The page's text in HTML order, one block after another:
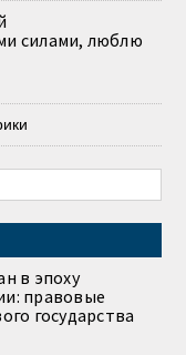
силами, люблю
в эпоху
правовые
государства